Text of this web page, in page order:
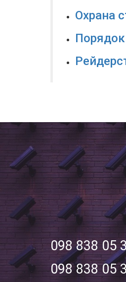
Охрана
098 838 05
098 838 05